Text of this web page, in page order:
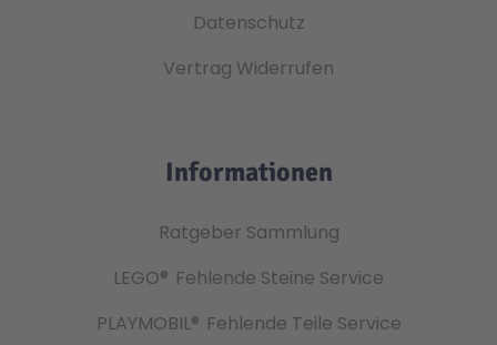
Datenschutz
Vertrag Widerrufen
Informationen
Ratgeber Sammlung
LEGO® Fehlende Steine Service
PLAYMOBIL® Fehlende Teile Service